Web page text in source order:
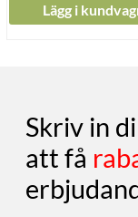
Lägg i
Skriv in
att få